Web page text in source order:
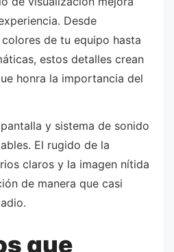
Desde
de tu equipo hasta
estos detalles crean
honra la importancia del
y sistema de sonido
El rugido de la
claros y la imagen nítida
de manera que casi
que